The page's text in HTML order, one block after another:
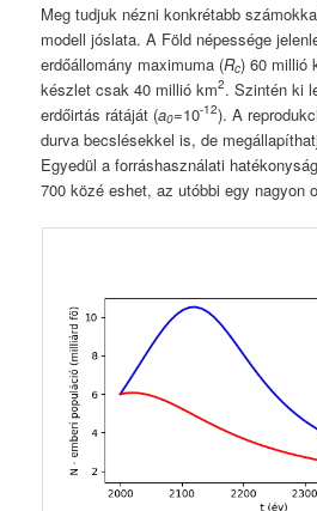
Meg tudjuk nézni konkrétabb
modell jóslata. A Föld népessége
erdőállomány maximuma (Rc) 60 millió
készlet csak 40 millió km2. Szintén ki
erdőirtás rátáját (a0=10-12). A
durva becslésekkel is, de
Egyedül a forráshasználati
700 közé eshet, az utóbbi egy nagyon